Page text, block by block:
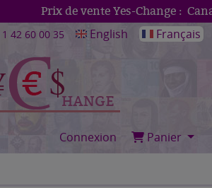
Prix de vente Yes-Change :
42 60 00 35 English Français
Connexion Panier